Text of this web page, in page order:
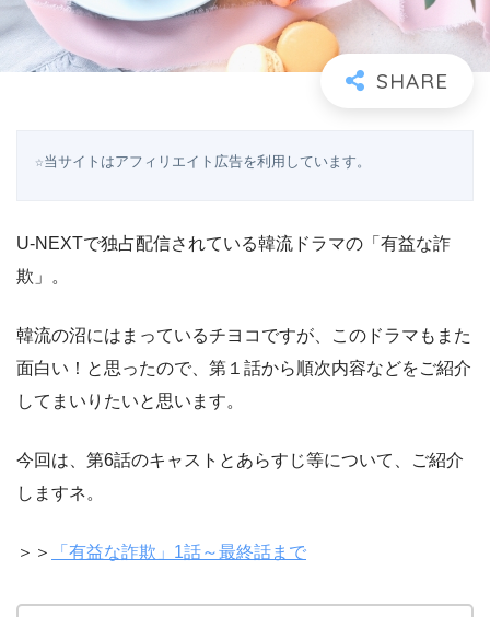
☆当サイトはアフィリエイト広告を利用しています。
U-NEXTで独占配信されている韓流ドラマの「有益な詐
欺」。
韓流の沼にはまっているチヨコですが、このドラマもまた
面白い！と思ったので、第１話から順次内容などをご紹介
してまいりたいと思います。
今回は、第6話のキャストとあらすじ等について、ご紹介
しますネ。
＞＞ 「有益な詐欺」1話～最終話まで